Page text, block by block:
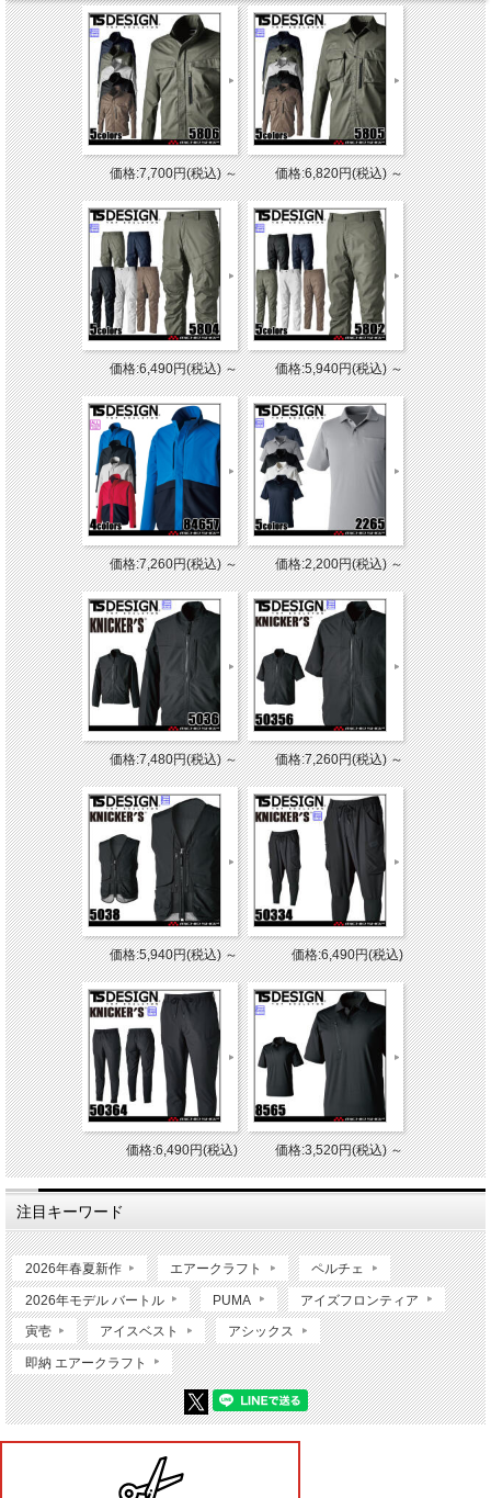
価格:7,700円(税込)～ 価格:6,820円(税込)～
価格:6,490円(税込)～ 価格:5,940円(税込)～
価格:7,260円(税込)～ 価格:2,200円(税込)～
価格:7,480円(税込)～ 価格:7,260円(税込)～
価格:5,940円(税込)～ 価格:6,490円(税込)
価格:6,490円(税込) 価格:3,520円(税込)～
注目キーワード
2026年春夏新作 エアークラフト ペルチェ
2026年モデル バートル PUMA アイズフロンティア
寅壱 アイスベスト アシックス
即納 エアークラフト